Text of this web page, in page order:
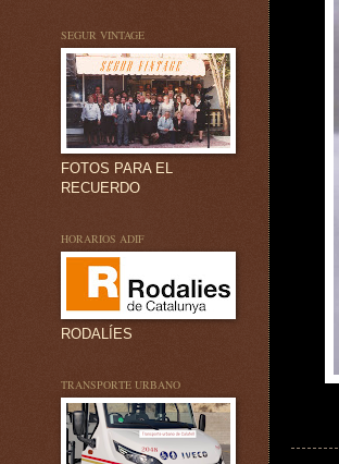
SEGUR VINTAGE
FOTOS PARA EL
RECUERDO
HORARIOS ADIF
RODALÍES
TRANSPORTE URBANO